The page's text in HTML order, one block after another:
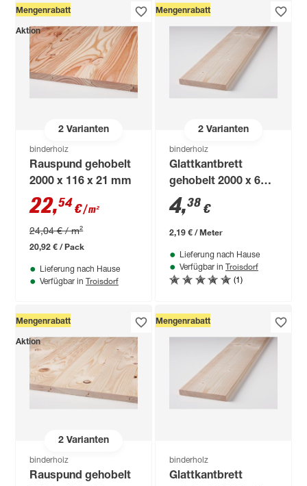
2Varianten
Mengenrabatt
Aktion
binderholz
Rauspund gehobelt
2000 x 116 x 21 mm
22,54€/ m²
24,04 € / m²
20,92 € / Pack
Lieferung nach Hause
Verfügbar in Troisdorf
2Varianten
Mengenrabatt
binderholz
Glattkantbrett
gehobelt 2000 x 60 x
18 mm
4,38 €
2,19 € / Meter
Lieferung nach Hause
Verfügbar in Troisdorf
(1)
2Varianten
Mengenrabatt
Aktion
binderholz
Rauspund gehobelt
Mengenrabatt
binderholz
Glattkantbrett